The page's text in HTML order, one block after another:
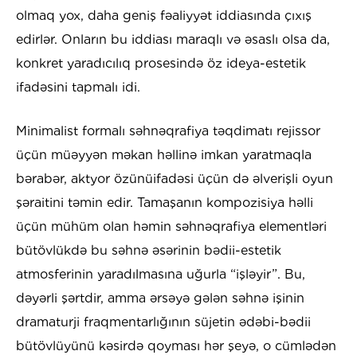
olmaq yox, daha geniş fəaliyyət iddiasında çıxış
edirlər. Onların bu iddiası maraqlı və əsaslı olsa da,
konkret yaradıcılıq prosesində öz ideya-estetik
ifadəsini tapmalı idi.
Minimalist formalı səhnəqrafiya təqdimatı rejissor
üçün müəyyən məkan həllinə imkan yaratmaqla
bərabər, aktyor özünüifadəsi üçün də əlverişli oyun
şəraitini təmin edir. Tamaşanın kompozisiya həlli
üçün mühüm olan həmin səhnəqrafiya elementləri
bütövlükdə bu səhnə əsərinin bədii-estetik
atmosferinin yaradılmasına uğurla “işləyir”. Bu,
dəyərli şərtdir, amma ərsəyə gələn səhnə işinin
dramaturji fraqmentarlığının süjetin ədəbi-bədii
bütövlüyünü kəsirdə qoyması hər şeyə, o cümlədən